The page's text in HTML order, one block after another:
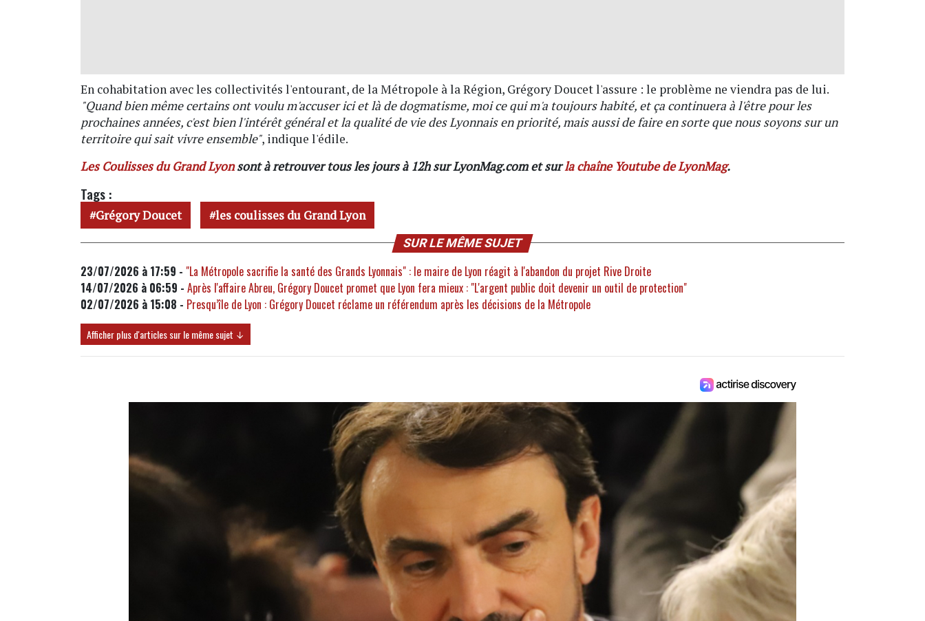
En cohabitation avec les collectivités l'entourant, de la Métropole à la Région, Grégory Doucet l'assure : le problème ne viendra pas de lui.
"Quand bien même certains ont voulu m'accuser ici et là de dogmatisme, moi ce qui m'a toujours habité, et ça continuera à l'être pour les
prochaines années, c'est bien l'intérêt général et la qualité de vie des Lyonnais en priorité, mais aussi de faire en sorte que nous soyons sur un
territoire qui sait vivre ensemble", indique l'édile.
Les Coulisses du Grand Lyonsont à retrouver tous les jours à 12h sur LyonMag.com et surla chaîne Youtube de LyonMag.
Tags :
Grégory Doucet les coulisses du Grand Lyon
SUR LE MÊME SUJET
23/07/2026 à 17:59 - "La Métropole sacrifie la santé des Grands Lyonnais" : le maire de Lyon réagit à l'abandon du projet Rive Droite
14/07/2026 à 06:59 - Après l'affaire Abreu, Grégory Doucet promet que Lyon fera mieux : "L'argent public doit devenir un outil de protection"
02/07/2026 à 15:08 - Presqu’île de Lyon : Grégory Doucet réclame un référendum après les décisions de la Métropole
Afficher plus d'articles sur le même sujet ↓